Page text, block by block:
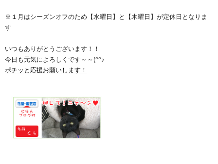
※１月はシーズンオフのため【水曜日】と【木曜日】が定休日となりま
す
いつもありがとうございます！！
今日も元気によろしくです～～(^^♪
ポチッと応援お願いします！